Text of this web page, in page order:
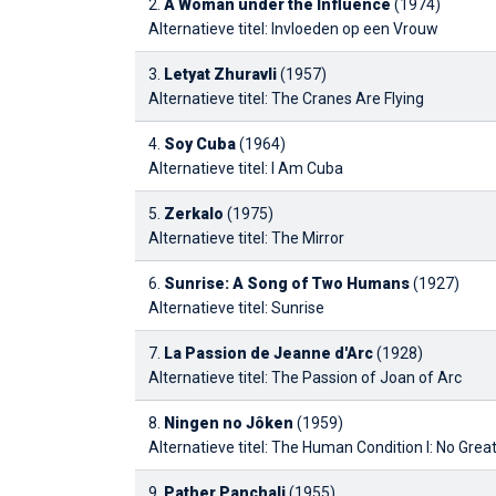
2. A Woman under the Influence (1974)
Alternatieve titel: Invloeden op een Vrouw
3. Letyat Zhuravli(1957)
Alternatieve titel: The Cranes Are Flying
4. Soy Cuba(1964)
Alternatieve titel: I Am Cuba
5. Zerkalo (1975)
Alternatieve titel: The Mirror
6. Sunrise: A Song of Two Humans(1927)
Alternatieve titel: Sunrise
7. La Passion de Jeanne d'Arc(1928)
Alternatieve titel: The Passion of Joan of Arc
8. Ningen no Jôken (1959)
Alternatieve titel: The Human Condition I: No